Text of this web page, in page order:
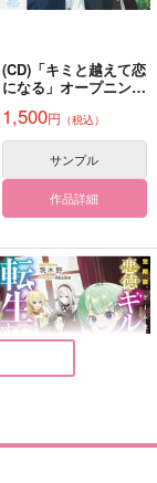
Being With You Isn't
Half Bad
mono
(CD)「キミと越えて恋
になる」オープニング
い。(アニメ
盤)/CHiCO with Hone
yWorks
1,500円 （税込）
サンプル
作品詳細